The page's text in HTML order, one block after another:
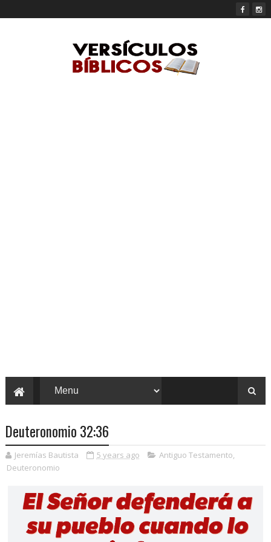
Deuteronomio 32:36
Jeremías Bautista 5 years ago Antiguo Testamento,
Deuteronomio